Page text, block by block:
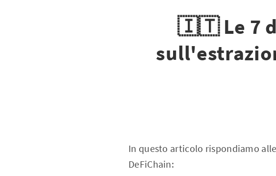
🇮🇹 Le 7
In questo articolo rispondiamo
DeFiChain: